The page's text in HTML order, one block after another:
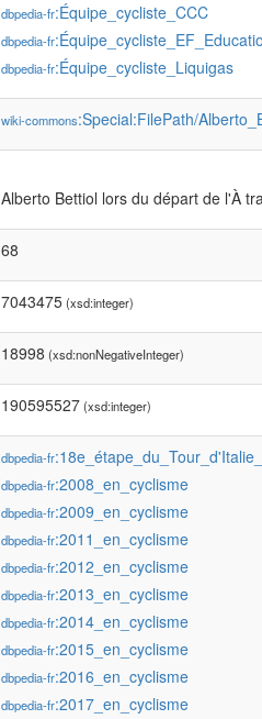
dbpedia-fr:Équipe_cycliste_CCC
dbpedia-fr
dbpedia-fr:Équipe_cycliste_Liquigas
wiki-commons:Special:FilePath/
Alberto Bettiol lors du départ de l'À
68
7043475(xsd:integer)
18998 (xsd:nonNegativeInteger)
190595527(xsd:integer)
dbpedia-fr
dbpedia-fr:2008_en_cyclisme
dbpedia-fr:2009_en_cyclisme
dbpedia-fr:2011_en_cyclisme
dbpedia-fr:2012_en_cyclisme
dbpedia-fr:2013_en_cyclisme
dbpedia-fr:2014_en_cyclisme
dbpedia-fr:2015_en_cyclisme
dbpedia-fr:2016_en_cyclisme
dbpedia-fr:2017_en_cyclisme